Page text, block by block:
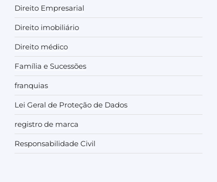
Direito Empresarial
Direito imobiliário
Direito médico
Família e Sucessões
franquias
Lei Geral de Proteção de Dados
registro de marca
Responsabilidade Civil